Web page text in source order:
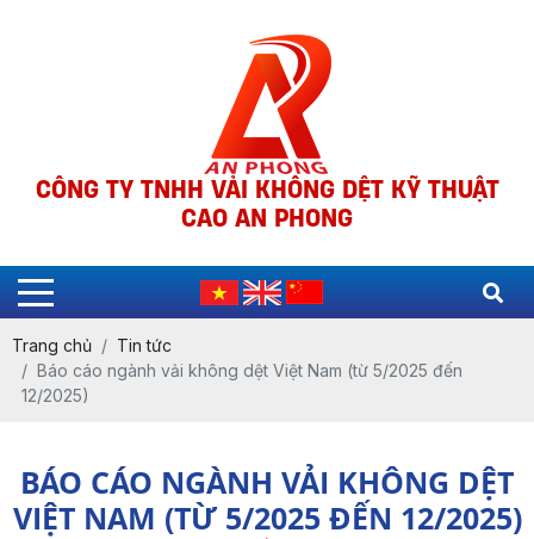
CÔNG TY TNHH VẢI KHÔNG DỆT KỸ THUẬT
CAO AN PHONG
Trang chủ
Tin tức
Báo cáo ngành vải không dệt Việt Nam (từ 5/2025 đến
12/2025)
BÁO CÁO NGÀNH VẢI KHÔNG DỆT
VIỆT NAM (TỪ 5/2025 ĐẾN 12/2025)